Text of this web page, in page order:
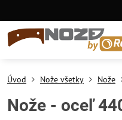
Úvod Nože všetky Nože
Nože - oceľ